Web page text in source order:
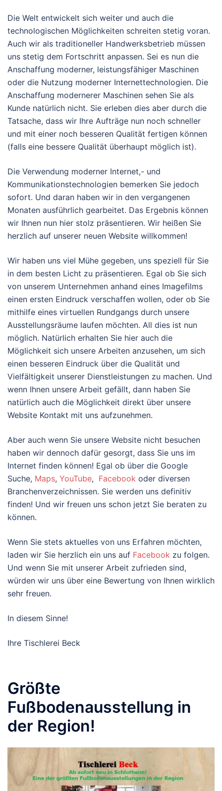
Die Welt entwickelt sich weiter und auch die
technologischen Möglichkeiten schreiten stetig voran.
Auch wir als traditioneller Handwerksbetrieb müssen
uns stetig dem Fortschritt anpassen. Sei es nun die
Anschaffung moderner, leistungsfähiger Maschinen
oder die Nutzung moderner Internettechnologien. Die
Anschaffung modernerer Maschinen sehen Sie als
Kunde natürlich nicht. Sie erleben dies aber durch die
Tatsache, dass wir Ihre Aufträge nun noch schneller
und mit einer noch besseren Qualität fertigen können
(falls eine bessere Qualität überhaupt möglich ist).
Die Verwendung moderner Internet,- und
Kommunikationstechnologien bemerken Sie jedoch
sofort. Und daran haben wir in den vergangenen
Monaten ausführlich gearbeitet. Das Ergebnis können
wir Ihnen nun hier stolz präsentieren. Wir heißen Sie
herzlich auf unserer neuen Website willkommen!
Wir haben uns viel Mühe gegeben, uns speziell für Sie
in dem besten Licht zu präsentieren. Egal ob Sie sich
von unserem Unternehmen anhand eines Imagefilms
einen ersten Eindruck verschaffen wollen, oder ob Sie
mithilfe eines virtuellen Rundgangs durch unsere
Ausstellungsräume laufen möchten. All dies ist nun
möglich. Natürlich erhalten Sie hier auch die
Möglichkeit sich unsere Arbeiten anzusehen, um sich
einen besseren Eindruck über die Qualität und
Vielfältigkeit unserer Dienstleistungen zu machen. Und
wenn Ihnen unsere Arbeit gefällt, dann haben Sie
natürlich auch die Möglichkeit direkt über unsere
Website Kontakt mit uns aufzunehmen.
Aber auch wenn Sie unsere Website nicht besuchen
haben wir dennoch dafür gesorgt, dass Sie uns im
Internet finden können! Egal ob über die Google
Suche, Maps, YouTube, Facebook oder diversen
Branchenverzeichnissen. Sie werden uns definitiv
finden! Und wir freuen uns schon jetzt Sie beraten zu
können.
Wenn Sie stets aktuelles von uns Erfahren möchten,
laden wir Sie herzlich ein uns auf Facebook zu folgen.
Und wenn Sie mit unserer Arbeit zufrieden sind,
würden wir uns über eine Bewertung von Ihnen wirklich
sehr freuen.
In diesem Sinne!
Ihre Tischlerei Beck
Größte
Fußbodenausstellung in
der Region!